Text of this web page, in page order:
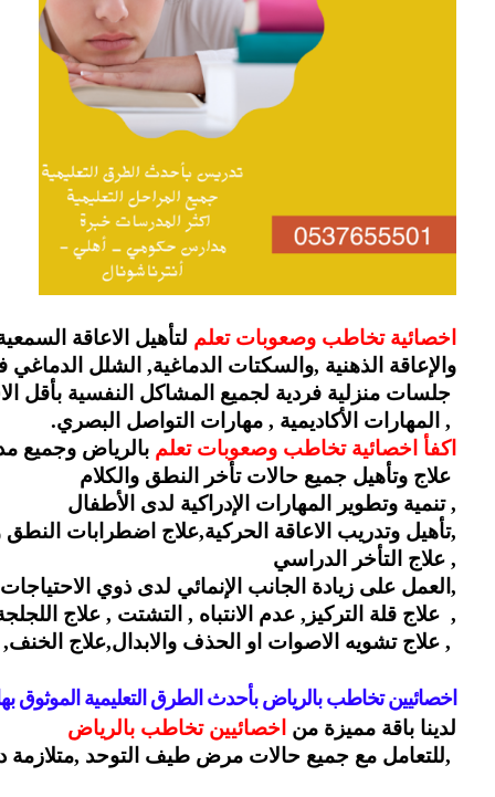
اخصائية تخاطب وصعوبات تعلم لتأهيل الاعاقة
والإعاقة الذهنية ,والسكتات الدماغية, الشلل
جلسات منزلية فردية لجميع المشاكل النفسية بأقل
, المهارات الأكاديمية , مهارات التواصل البصري.
اكفأ اخصائية تخاطب وصعوبات تعلم بالرياض وجميع
علاج وتأهيل جميع حالات تأخر النطق والكلام
, تنمية وتطوير المهارات الإدراكية لدى الأطفال
,تأهيل وتدريب الاعاقة الحركية,علاج اضطرابات النطق
, علاج التأخر الدراسي
,العمل على زيادة الجانب الإنمائي لدى ذوي
,  علاج قلة التركيز, عدم الانتباه , التشتت , علاج
, علاج تشويه الاصوات او الحذف والابدال,علاج الخنف,
اخصائيين تخاطب بالرياض بأحدث الطرق التعليمية الموثوق
لدينا باقة مميزة من اخصائيين تخاطب بالرياض
,للتعامل مع جميع حالات مرض طيف التوحد ,متلازمة